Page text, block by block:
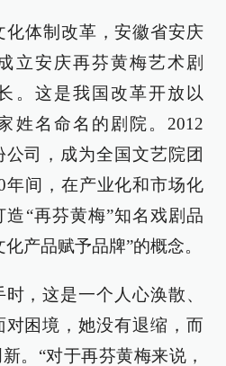
化体制改革，安徽省安庆
立安庆再芬黄梅艺术剧
。这是我国改革开放以
姓名命名的剧院。2012
司，成为全国文艺院团
年间，在产业化和市场化
“再芬黄梅”知名戏剧品
产品赋予品牌”的概念。
，这是一个人心涣散、
困境，她没有退缩，而
。“对于再芬黄梅来说，